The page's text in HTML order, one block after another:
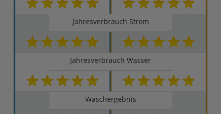
Jahresverbrauch Strom
Jahresverbrauch Wasser
Waschergebnis